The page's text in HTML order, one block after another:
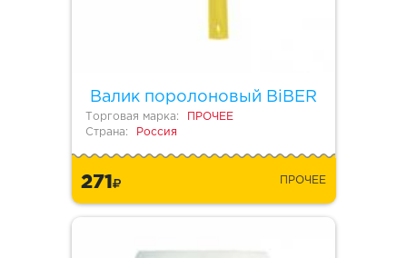
Валик поролоновый BiBER
Торговая марка:
ПРОЧЕЕ
Страна:
Россия
271 ПРОЧЕЕ